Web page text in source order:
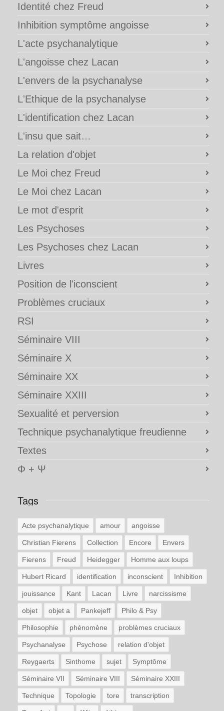
Identité chez Freud
Inhibition symptôme angoisse
L'acte psychanalytique
L'angoisse chez Lacan
L'envers de la psychanalyse
L'Ethique de la psychanalyse
L'identification chez Lacan
L'insu que sait…
La relation d'objet
Le Moi chez Freud
Le Moi chez Lacan
Le mot d'esprit
Les Psychoses
Les Psychoses chez Lacan
Livres
Position de l'iconscient
Problèmes cruciaux
RSI
Séminaire VIII
Séminaire X
Séminaire XX
Séminaire XXIII
Sexualité et perversion
Technique psychanalytique freudienne
Textes
Φ + Ψ
Tags
Acte psychanalytique amour angoisse
Christian Fierens Collection Encore Envers
Fierens Freud Heidegger Homme aux loups
Hubert Ricard identification inconscient Inhibition
jouissance Kant Lacan Livre narcissisme
objet objet a Pankejeff Philo & Psy
Philosophie phénomène problèmes cruciaux
Psychanalyse Psychose relation d'objet
Reygaerts Sinthome sujet Symptôme
Séminaire VII Séminaire VIII Séminaire XXIII
Technique Topologie tore transcription